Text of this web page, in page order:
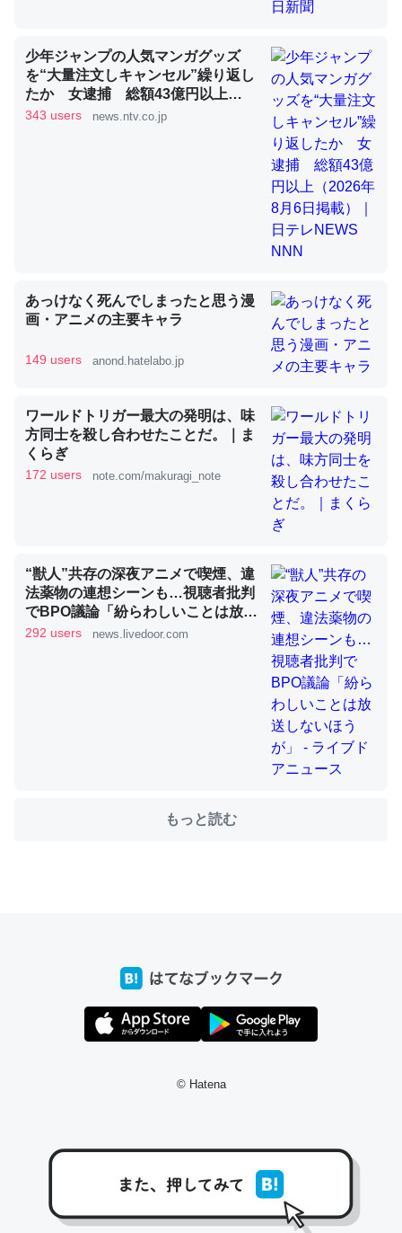
昆虫ってカルシウム少ないのか。知らんかった。調べたら
コオロギのカルシウム分はエビの600分の1程度。
─ニュース :: 【研究発表】昆虫学の大問題＝「昆虫はなぜ海にいな
利だから両方が拮抗してるのでは」とあって面白い。海に
いる鋏角類（カブトガニ・ウミグモ）はカルシウムを使わ
ずキチンを強化してる筈だが、酵素が違うのか？
─ニュース :: 【研究発表】昆虫学の大問題＝「昆虫はなぜ海にいな
これを元に考えるとカルシウムを大量に使う脊椎動物と貝
類は苦労してるんだな…。腹足類だと殻を無くしてナメク
いのか」に関する新仮説
ウチもEchoを実家に置いて４年。でたまに覗いてる。ぼ
ちぼちRingも置こうかと画策中。あと、Googleマップで
位置情報を共有してる。電池残量や充電中かが分かるので
─たまにLINEするくらいだった遠方の父67歳と僕。ITツール導入で
それを実質100倍以上に伸ばす効果があるはず……
コミュニケーションが劇的に変化した｜tayorini by LIFULL介護
たいなのでネット環境作ったけどAlexaしか使わないので
回線代ほとんどかからないですよ。参考：
https://toyoshi.hatenablog.com/entry/2019/05/15/1805
少年ジャンプの人気マンガグッズ
を“大量注文しキャンセル”繰り返し
たか 女逮捕 総額43億円以上
（2026年8月6日掲載）｜日テレ
343 users news.ntv.co.jp
あっけなく死んでしまったと思う漫
画・アニメの主要キャラ
149 users anond.hatelabo.jp
ワールドトリガー最大の発明は、味
方同士を殺し合わせたことだ。｜ま
くらぎ
172 users note.com/makuragi_note
“獣人”共存の深夜アニメで喫煙、違
法薬物の連想シーンも…視聴者批判
でBPO議論「紛らわしいことは放送
しないほうが」 - ライブドアニュー
292 users news.livedoor.com
もっと読む
© Hatena